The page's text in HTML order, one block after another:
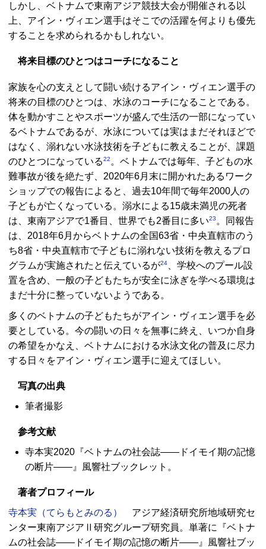
しかし、ベトナムで東南アジア競技大会が開催される以
上、アイン・ヴィエン選手はそこでの活躍を何よりも優先
することを求められるかもしれない。
将来目標のひとつはコーチになること
家族を心の支えとして闘い続けるアイン・ヴィエン選手の
将来の目標のひとつは、水泳のコーチになることである。
体を動かすことやスポーツが盛んで生活の一部になってい
るベトナムであるが、水泳については実はまだそれほどで
はなく、溺れない水泳技術を子どもに教えることが、課題
のひとつになっている22 。ベトナムでは毎年、子どもの水
難事故が後を絶たず、2020年6月末に開かれたあるワーク
ショップでの報告によると、過去10年間で毎年2000人の
子どもが亡くなっている。溺水による15歳未満児の死者
は、東南アジアで1番目、世界でも2番目に多い23 。同報告
は、2018年6月からベトナムの全国63省・中央直轄市のう
ち8省・中央直轄市で子どもに溺れない技術を教えるプロ
グラムが実施されたと伝えているが24
、学校へのプール設
置を含め、一般の子どもたちが安全に泳ぎを学べる環境は
まだ十分に整っていないようである。
多くのベトナムの子どもたちがアイン・ヴィエン選手を必
要としている。今の闘いの日々を無事に終え、いつか自身
の希望をかなえ、ベトナムにおける水泳文化の普及に尽力
する日々をアイン・ヴィエン選手に迎えてほしい。
写真の出典
筆者撮影
参考文献
寺本実2020『ベトナムの社会誌――ドイモイ期の記憶
の断片――』風響社ブックレット。
著者プロフィール
寺本実（てらもとみのる）
アジア経済研究所地域研究セ
ンター東南アジアⅡ研究グループ研究員。単著に『ベトナ
ムの社会誌――ドイモイ期の記憶の断片――』風響社ブッ